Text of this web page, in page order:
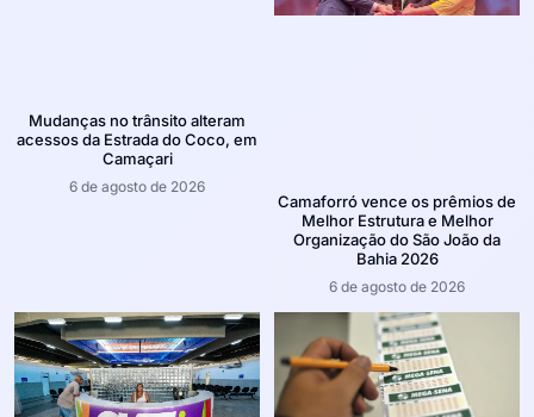
Mudanças no trânsito alteram
acessos da Estrada do Coco, em
Camaçari
6 de agosto de 2026
Camaforró vence os prêmios de
Melhor Estrutura e Melhor
Organização do São João da
Bahia 2026
6 de agosto de 2026